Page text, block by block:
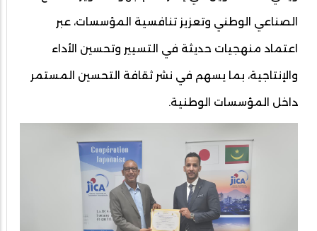
الصناعي الوطني وتعزيز تنافسية المؤسسات، عبر
اعتماد منهجيات حديثة في التسيير وتحسين الأداء
والإنتاجية، بما يسهم في نشر ثقافة التحسين المستمر
داخل المؤسسات الوطنية.